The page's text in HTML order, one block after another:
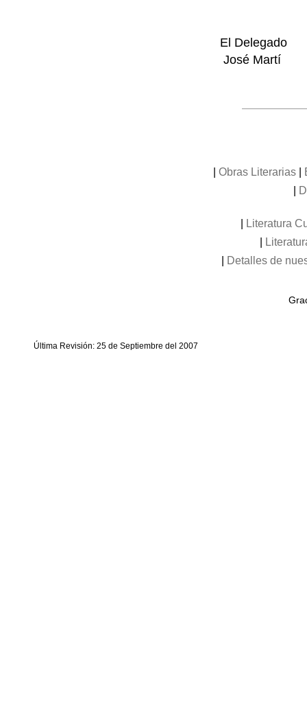
El Delegado
José Martí
Obras Literarias|
Literatura
Detalles de
Última Revisión: 25 de Septiembre del 2007